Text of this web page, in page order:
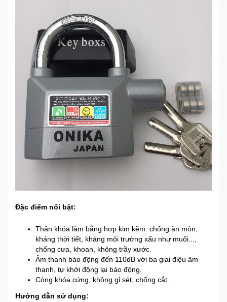
Đặc điểm nổi bật:
Thân khóa làm bằng hợp kim kẽm: chống ăn mòn,
kháng thời tiết, kháng môi trường xấu như muối...,
chống cưa, khoan, không trầy xước.
Âm thanh báo động đến 110dB với ba giai điệu âm
thanh, tự khởi động lại báo động.
Còng khóa cứng, không gỉ sét, chống cắt.
Hướng dẫn sử dụng: